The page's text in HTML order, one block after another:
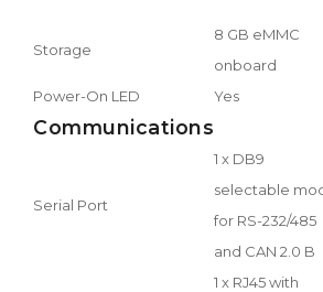
Storage
8 GB eMMC
onboard
Power-On LED
Yes
Communications
Serial Port
1 x DB9
selectable
for RS-232/485
and CAN 2.0 B
1 x RJ45 with